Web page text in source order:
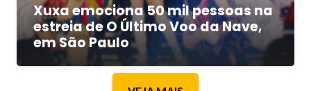
Xuxa emociona 50 mil pessoas na
estreia de O Último Voo da Nave,
em São Paulo